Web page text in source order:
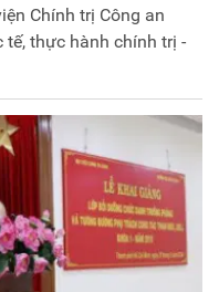
Chính trị Công an
thực hành chính trị -